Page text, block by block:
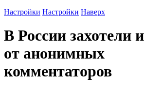
Настройки Настройки Наверх
В России захотели
от анонимных
комментаторов